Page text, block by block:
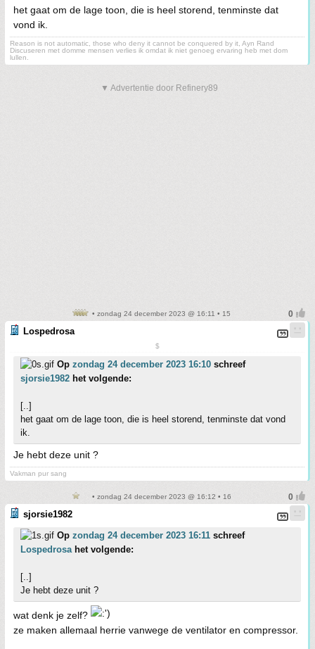
het gaat om de lage toon, die is heel storend, tenminste dat
vond ik.
Reason is not automatic, those who deny it cannot be conquered by it, Ayn Rand
Discuseren met domme mensen verlies ik omdat ik niet genoeg ervaring heb met dom
lullen.
▼ Advertentie door Refinery89
• zondag 24 december 2023 @ 16:11 • 15
Lospedrosa
$
Op zondag 24 december 2023 16:10 schreef
sjorsie1982 het volgende:
[..]
het gaat om de lage toon, die is heel storend, tenminste dat vond
ik.
Je hebt deze unit ?
Vakman pur sang
• zondag 24 december 2023 @ 16:12 • 16
sjorsie1982
Op zondag 24 december 2023 16:11 schreef
Lospedrosahet volgende:
[..]
Je hebt deze unit ?
wat denk je zelf?
ze maken allemaal herrie vanwege de ventilator en compressor.